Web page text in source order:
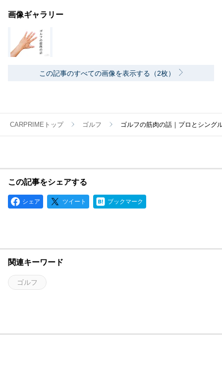
画像ギャラリー
この記事のすべての画像を表示する（2枚）
CARPRIMEトップ ゴルフ ゴルフの筋肉の話｜プロとシング
この記事をシェアする
シェア ツイート ブックマーク
関連キーワード
ゴルフ